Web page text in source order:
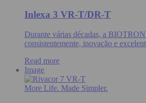
Inlexa 3 VR-T/DR-T
Durante várias décadas, a
consistentemente, inovação e
Read more
Image
More Life. Made Simpler.